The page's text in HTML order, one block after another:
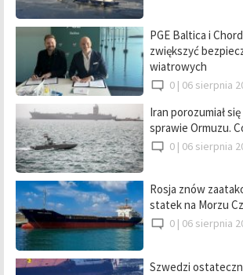
PGE Baltica i
zwiększyć
wiatrowych
0 | 06 sierpnia
Iran porozumiał
sprawie Ormuzu.
0 | 06 sierpnia
Rosja znów
statek na Morzu
0 | 06 sierpnia
Szwedzi